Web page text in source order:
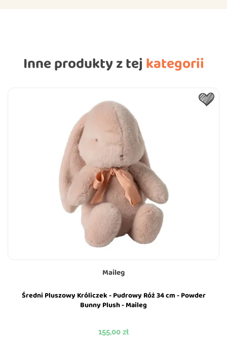
Inne produkty z tej kategorii
Maileg
Średni Pluszowy Króliczek - Pudrowy Róż 34 cm - Powder
Bunny Plush - Maileg
Cena
155,00 zł